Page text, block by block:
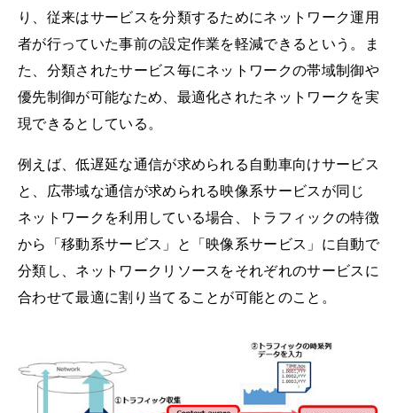
り、従来はサービスを分類するためにネットワーク運用
者が行っていた事前の設定作業を軽減できるという。ま
た、分類されたサービス毎にネットワークの帯域制御や
優先制御が可能なため、最適化されたネットワークを実
現できるとしている。
例えば、低遅延な通信が求められる自動車向けサービス
と、広帯域な通信が求められる映像系サービスが同じ
ネットワークを利用している場合、トラフィックの特徴
から「移動系サービス」と「映像系サービス」に自動で
分類し、ネットワークリソースをそれぞれのサービスに
合わせて最適に割り当てることが可能とのこと。